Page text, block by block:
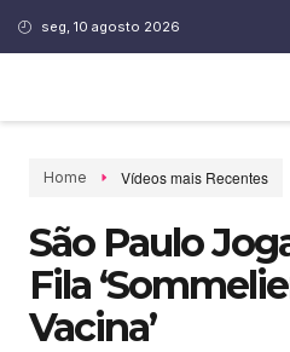
seg, 10 agosto 2026
Home Vídeos mais Recentes
São Paulo
Fila
Vacina’